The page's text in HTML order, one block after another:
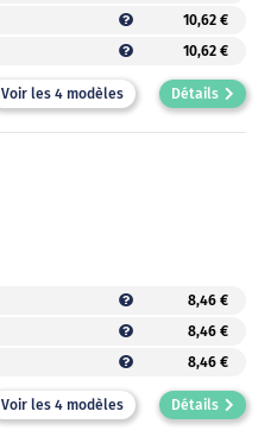
10,62 €
10,62 €
Voir les 4 modèles Détails
8,46 €
8,46 €
8,46 €
Voir les 4 modèles Détails